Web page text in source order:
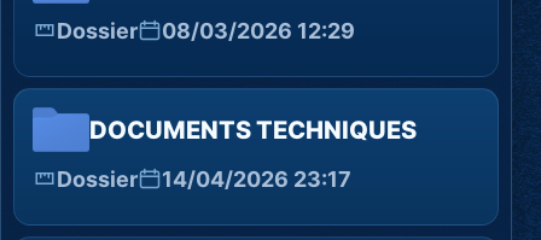
Dossier 08/03/2026 12:29
DOCUMENTS TECHNIQUES
Dossier 14/04/2026 23:17